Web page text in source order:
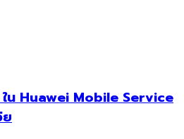
น Huawei Mobile Service
ย